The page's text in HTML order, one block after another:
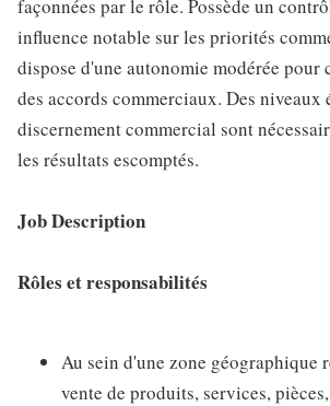
façonnées par le rôle. Possède un
influence notable sur les priorités
dispose d'une autonomie modérée pour
des accords commerciaux. Des niveaux
discernement commercial sont
les résultats escomptés.
Job Description
Rôles et responsabilités
Au sein d'une zone géographique
vente de produits, services,